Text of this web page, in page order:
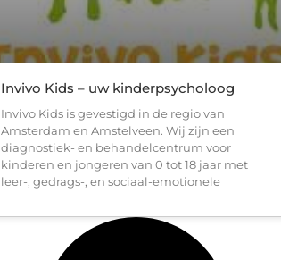
Invivo Kids – uw kinderpsycholoog
Invivo Kids is gevestigd in de regio van
Amsterdam en Amstelveen. Wij zijn een
diagnostiek- en behandelcentrum voor
kinderen en jongeren van 0 tot 18 jaar met
leer-, gedrags-, en sociaal-emotionele